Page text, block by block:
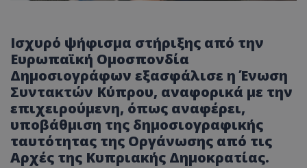
Ισχυρό ψήφισμα στήριξης από την
Ευρωπαϊκή Ομοσπονδία
Δημοσιογράφων εξασφάλισε η Ένωση
Συντακτών Κύπρου, αναφορικά με την
επιχειρούμενη, όπως αναφέρει,
υποβάθμιση της δημοσιογραφικής
ταυτότητας της Οργάνωσης από τις
Αρχές της Κυπριακής Δημοκρατίας.